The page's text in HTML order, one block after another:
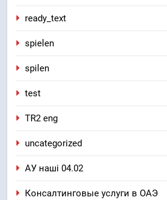
ready_text
spielen
spilen
test
TR2 eng
uncategorized
АУ наші 04.02
Консалтинговые услуги в ОАЭ